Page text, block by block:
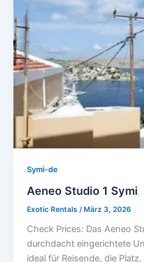
Symi-de
Aeneo Studio 1 Symi
Exotic Rentals /März 3, 2026
Check Prices: Das Aeneo
durchdacht eingerichtete
ideal für Reisende, die